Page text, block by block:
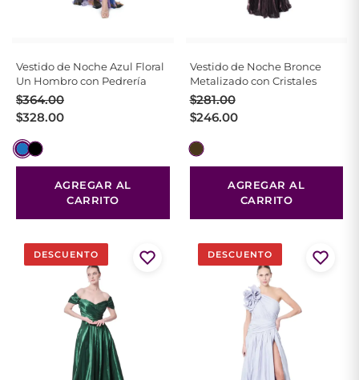
Vestido de Noche Azul Floral
Un Hombro con Pedrería
$364.00
El
precio
era:
$364.00.
$328.00
El
precio
es:
$328.00.
AGREGAR AL
CARRITO
Vestido de Noche Bronce
Metalizado con Cristales
$281.00
El
precio
era:
$281.00.
$246.00
El
precio
es:
$246.00.
AGREGAR AL
CARRITO
DESCUENTO DESCUENTO